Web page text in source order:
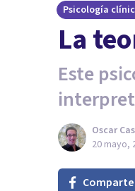
Psicología
La
Este
Oscar
20 mayo,
Comparte